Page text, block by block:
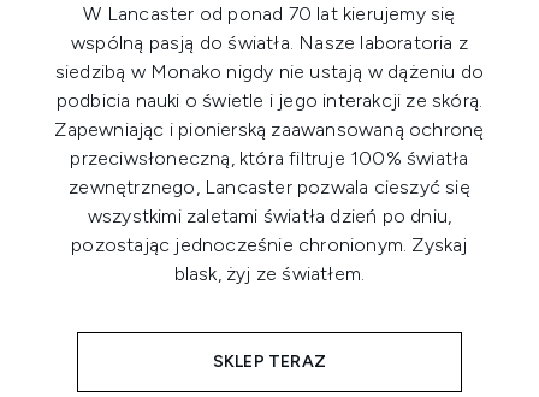
W Lancaster od ponad 70 lat kierujemy się
wspólną pasją do światła. Nasze laboratoria z
siedzibą w Monako nigdy nie ustają w dążeniu do
podbicia nauki o świetle i jego interakcji ze skórą.
Zapewniając i pionierską zaawansowaną ochronę
przeciwsłoneczną, która filtruje 100% światła
zewnętrznego, Lancaster pozwala cieszyć się
wszystkimi zaletami światła dzień po dniu,
pozostając jednocześnie chronionym. Zyskaj
blask, żyj ze światłem.
SKLEP TERAZ